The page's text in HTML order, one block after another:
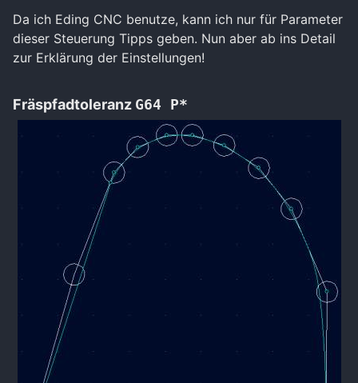
Da ich Eding CNC benutze, kann ich nur für Parameter
dieser Steuerung Tipps geben. Nun aber ab ins Detail
zur Erklärung der Einstellungen!
Fräspfadtoleranz G64 P*